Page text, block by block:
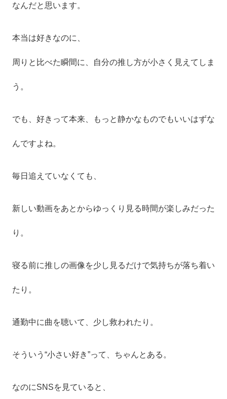
なんだと思います。
本当は好きなのに、
周りと比べた瞬間に、自分の推し方が小さく見えてしま
う。
でも、好きって本来、もっと静かなものでもいいはずな
んですよね。
毎日追えていなくても、
新しい動画をあとからゆっくり見る時間が楽しみだった
り。
寝る前に推しの画像を少し見るだけで気持ちが落ち着い
たり。
通勤中に曲を聴いて、少し救われたり。
そういう“小さい好き”って、ちゃんとある。
なのにSNSを見ていると、